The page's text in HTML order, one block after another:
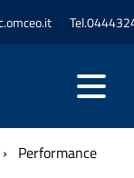
Performance